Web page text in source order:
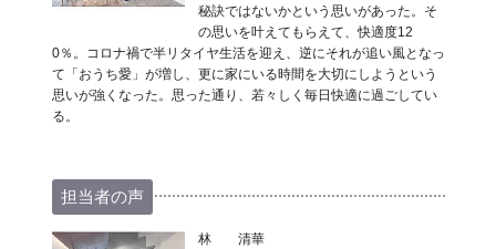
秘訣ではないかという思いがあった。そ
の思いを叶えてもらえて、快適度12
0％。コロナ禍で半リタイヤ生活を迎え、逆にそれが追い風となっ
て「おうち愛」が増し、更に家にいる時間を大切にしようという
思いが強くなった。思った通り、若々しく毎日快適に過ごしてい
る。
担当者の声
林 清華